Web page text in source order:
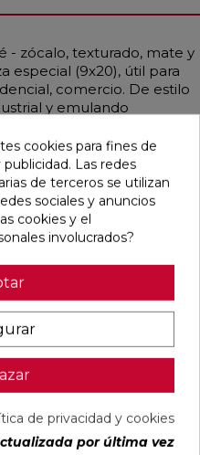
- zócalo, texturado, mate y
especial (9x20), útil para
comercio. De estilo
y emulando
interesar
IMPULSE
WHITE MATE
31,6X100
RECTIFICADO
91080301
PVP
favorite
AUSTRAL
BLANCO
91086600
PVP
favorite
cookies para fines de
Las redes
de terceros se utilizan
sociales y anuncios
cookies y el
involucrados?
de privacidad y cookies
por última vez